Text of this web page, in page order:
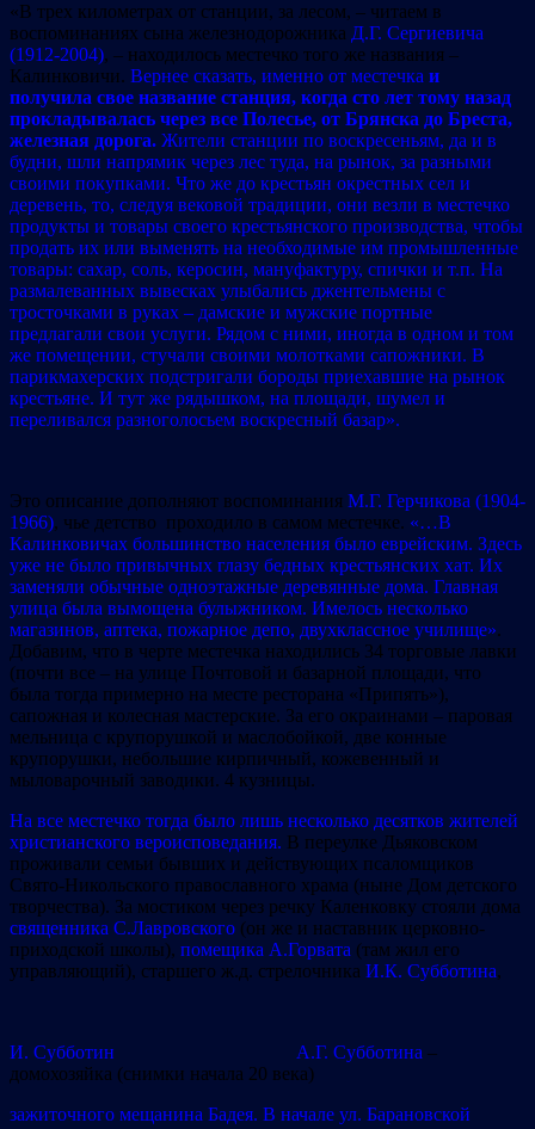
«В трех километрах от станции, за лесом, – читаем в
воспоминаниях сына железнодорожника Д.Г. Сергиевича
(1912-2004), – находилось местечко того же названия –
Калинковичи. Вернее сказать, именно от местечка и
получила свое название станция, когда сто лет тому назад
прокладывалась через все Полесье, от Брянска до Бреста,
железная дорога. Жители станции по воскресеньям, да и в
будни, шли напрямик через лес туда, на рынок, за разными
своими покупками. Что же до крестьян окрестных сел и
деревень, то, следуя вековой традиции, они везли в местечко
продукты и товары своего крестьянского производства, чтобы
продать их или выменять на необходимые им промышленные
товары: сахар, соль, керосин, мануфактуру, спички и т.п. На
размалеванных вывесках улыбались джентельмены с
тросточками в руках – дамские и мужские портные
предлагали свои услуги. Рядом с ними, иногда в одном и том
же помещении, стучали своими молотками сапожники. В
парикмахерских подстригали бороды приехавшие на рынок
крестьяне. И тут же рядышком, на площади, шумел и
переливался разноголосьем воскресный базар».
Это описание дополняют воспоминания М.Г. Герчикова (1904-
1966), чье детство проходило в самом местечке. «…В
Калинковичах большинство населения было еврейским. Здесь
уже не было привычных глазу бедных крестьянских хат. Их
заменяли обычные одноэтажные деревянные дома. Главная
улица была вымощена булыжником. Имелось несколько
магазинов, аптека, пожарное депо, двухклассное училище».
Добавим, что в черте местечка находились 34 торговые лавки
(почти все – на улице Почтовой и базарной площади, что
была тогда примерно на месте ресторана «Припять»),
сапожная и колесная мастерские. За его окраинами – паровая
мельница с крупорушкой и маслобойкой, две конные
крупорушки, небольшие кирпичный, кожевенный и
мыловарочный заводики. 4 кузницы.
На все местечко тогда было лишь несколько десятков жителей
христианского вероисповедания. В переулке Дьяковском
проживали семьи бывших и действующих псаломщиков
Свято-Никольского православного храма (ныне Дом детского
творчества). За мостиком через речку Каленковку стояли дома
священника С.Лавровского (он же и наставник церковно-
приходской школы), помещика А.Горвата (там жил его
управляющий), старшего ж.д. стрелочника И.К. Субботина,
И. Субботин А.Г. Субботина –
домохозяйка (снимки начала 20 века)
зажиточного мещанина Бадея. В начале ул. Барановской